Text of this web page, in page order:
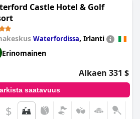
Castle Hotel & Golf
Waterfordissa, Irlanti
Erinomainen
Alkaen 331 $
saatavuus
$